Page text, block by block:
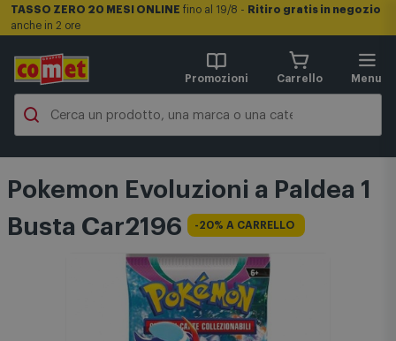
TASSO ZERO 20 MESI ONLINE fino al 19/8 - Ritiro gratis in negozio
anche in 2 ore
Promozioni Carrello Menu
Pokemon Evoluzioni a Paldea 1
Busta Car2196
-20% A CARRELLO